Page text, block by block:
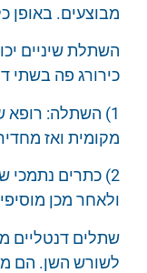
מבוצעים. באופן
השתלת שיניים
כירורג פה בשתי
1) השתלה: רופא
מקומית ואז
2) כתרים
ולאחר מכן
שתלים דנטליים
לשורש השן. הם